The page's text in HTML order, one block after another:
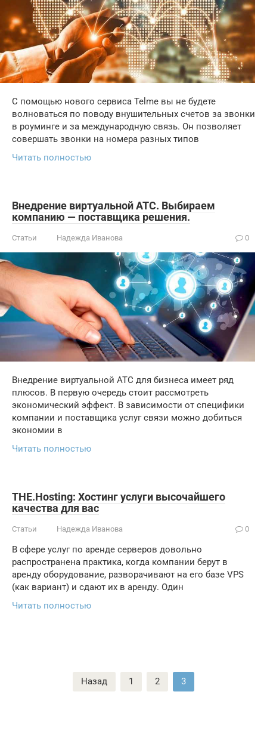
С помощью нового сервиса Telme вы не будете
волноваться по поводу внушительных счетов за звонки
в роуминге и за международную связь. Он позволяет
совершать звонки на номера разных типов
Читать полностью
Внедрение виртуальной АТС. Выбираем
компанию — поставщика решения.
Статьи Надежда Иванова 0
Внедрение виртуальной АТС для бизнеса имеет ряд
плюсов. В первую очередь стоит рассмотреть
экономический эффект. В зависимости от специфики
компании и поставщика услуг связи можно добиться
экономии в
Читать полностью
THE.Hosting: Хостинг услуги высочайшего
качества для вас
Статьи Надежда Иванова 0
В сфере услуг по аренде серверов довольно
распространена практика, когда компании берут в
аренду оборудование, разворачивают на его базе VPS
(как вариант) и сдают их в аренду. Один
Читать полностью
Назад 1 2 3